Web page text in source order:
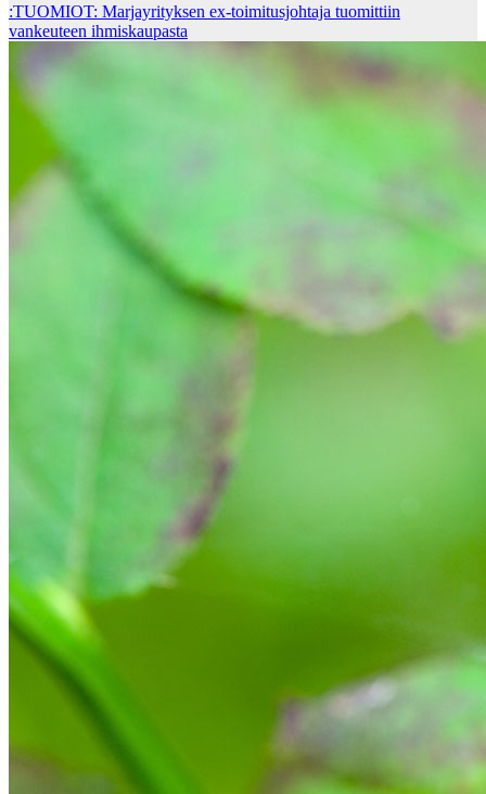
:TUOMIOT: Marjayrityksen ex-toimitusjohtaja tuomittiin
vankeuteen ihmiskaupasta